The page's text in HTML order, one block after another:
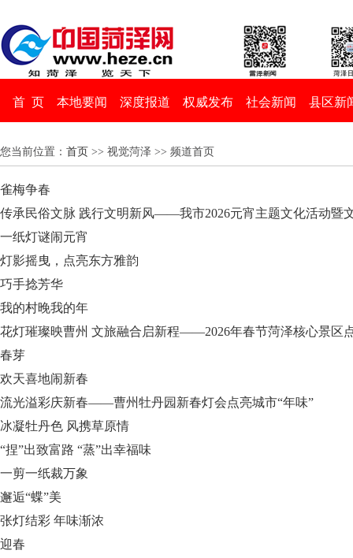
首 页 本地要闻 深度报道 权威发布 社会新闻 县区新
您当前位置： 首页 >> 视觉菏泽 >> 频道首页
雀梅争春
传承民俗文脉 践行文明新风——我市2026元宵主题文化活动暨
一纸灯谜闹元宵
灯影摇曳，点亮东方雅韵
巧手捻芳华
我的村晚我的年
花灯璀璨映曹州 文旅融合启新程——2026年春节菏泽核心景区
春芽
欢天喜地闹新春
流光溢彩庆新春——曹州牡丹园新春灯会点亮城市“年味”
冰凝牡丹色 风携草原情
“捏”出致富路 “蒸”出幸福味
一剪一纸裁万象
邂逅“蝶”美
张灯结彩 年味渐浓
迎春